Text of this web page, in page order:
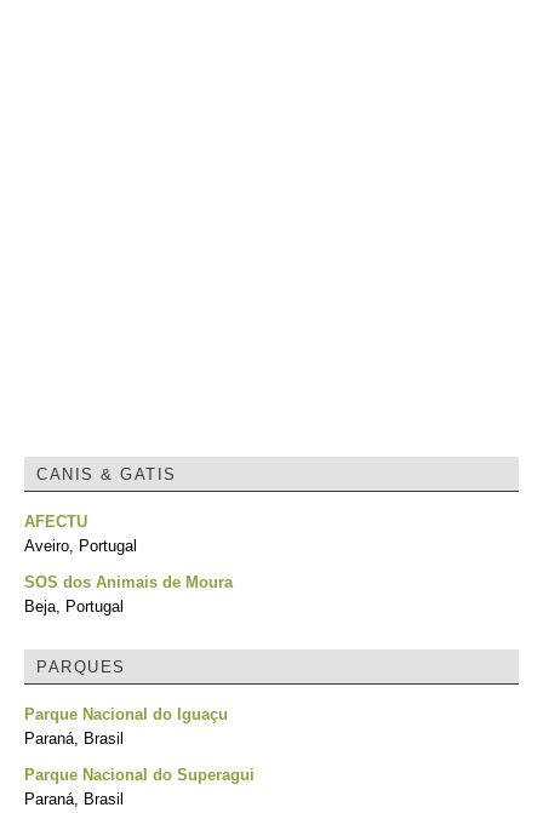
CANIS & GATIS
AFECTU
Aveiro, Portugal
SOS dos Animais de Moura
Beja, Portugal
PARQUES
Parque Nacional do Iguaçu
Paraná, Brasil
Parque Nacional do Superagui
Paraná, Brasil